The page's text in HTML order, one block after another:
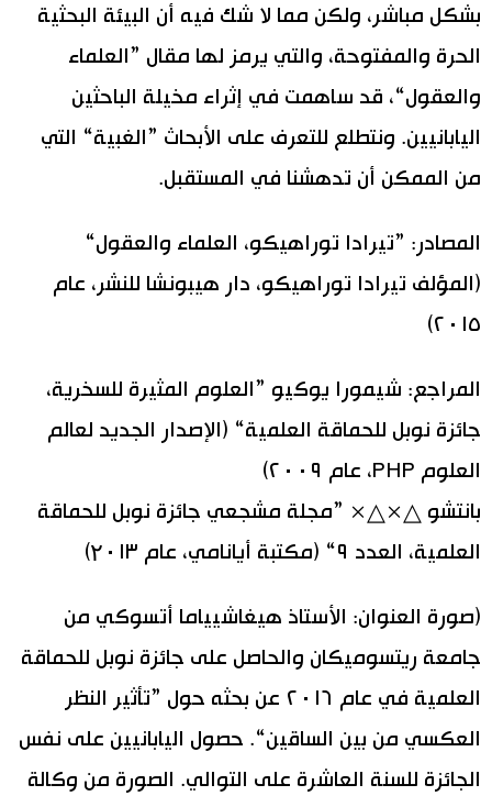
بشكل مباشر، ولكن مما لا شك فيه أن البيئة البحثية
الحرة والمفتوحة، والتي يرمز لها مقال ”العلماء
والعقول“، قد ساهمت في إثراء مخيلة الباحثين
اليابانيين. ونتطلع للتعرف على الأبحاث ”الغبية“ التي
من الممكن أن تدهشنا في المستقبل.
المصادر: ”تيرادا توراهيكو، العلماء والعقول“
(المؤلف تيرادا توراهيكو، دار هيبونشا للنشر، عام
٢٠١٥)
المراجع: شيمورا يوكيو ”العلوم المثيرة للسخرية،
جائزة نوبل للحماقة العلمية“ (الإصدار الجديد لعالم
العلوم PHP، عام ٢٠٠٩)
بانتشو △×△× ”مجلة مشجعي جائزة نوبل للحماقة
العلمية، العدد ٩“ (مكتبة أيانامي، عام ۲٠١٣)
(صورة العنوان: الأستاذ هيغاشيياما أتسوكي من
جامعة ريتسوميكان والحاصل على جائزة نوبل للحماقة
العلمية في عام ٢٠١٦ عن بحثه حول ”تأثير النظر
العكسي من بين الساقين“. حصول اليابانيين على نفس
الجائزة للسنة العاشرة على التوالي. الصورة من وكالة